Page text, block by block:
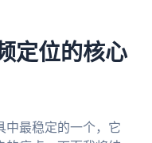
定位的核心
中最稳定的一个，它